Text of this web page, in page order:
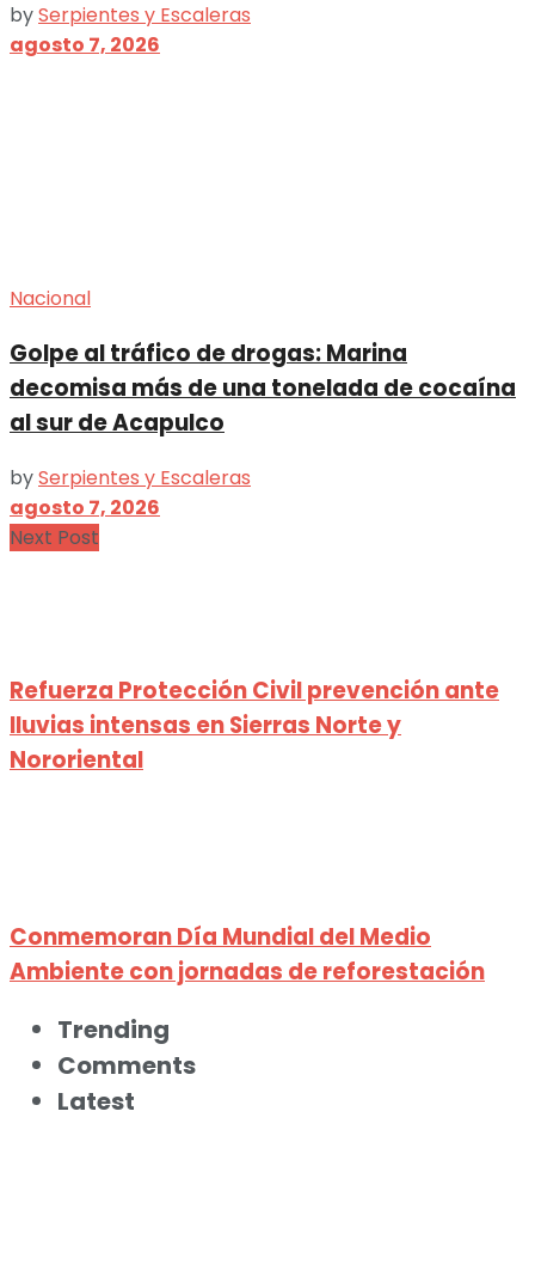
bySerpientes y Escaleras
agosto 7, 2026
Nacional
Golpe al tráfico de drogas: Marina
decomisa más de una tonelada de cocaína
al sur de Acapulco
bySerpientes y Escaleras
agosto 7, 2026
Next Post
Refuerza Protección Civil prevención ante
lluvias intensas en Sierras Norte y
Nororiental
Conmemoran Día Mundial del Medio
Ambiente con jornadas de reforestación
Trending
Comments
Latest